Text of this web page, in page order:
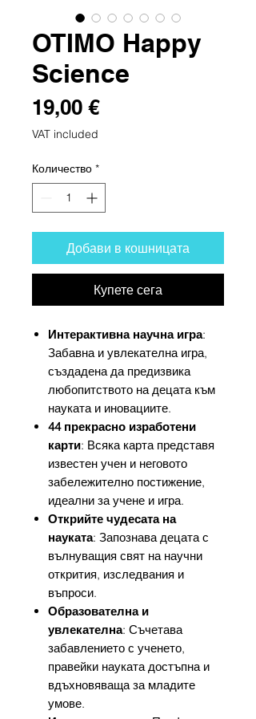
OTIMO Happy
Science
19,00 €Цена
VAT included
Количество *
Добави в кошницата
Купете сега
Интерактивна научна игра:
Забавна и увлекателна игра,
създадена да предизвика
любопитството на децата към
науката и иновациите.
44 прекрасно изработени
карти: Всяка карта представя
известен учен и неговото
забележително постижение,
идеални за учене и игра.
Открийте чудесата на
науката: Запознава децата с
вълнуващия свят на научни
открития, изследвания и
въпроси.
Образователна и
увлекателна: Съчетава
забавлението с ученето,
правейки науката достъпна и
вдъхновяваща за младите
умове.